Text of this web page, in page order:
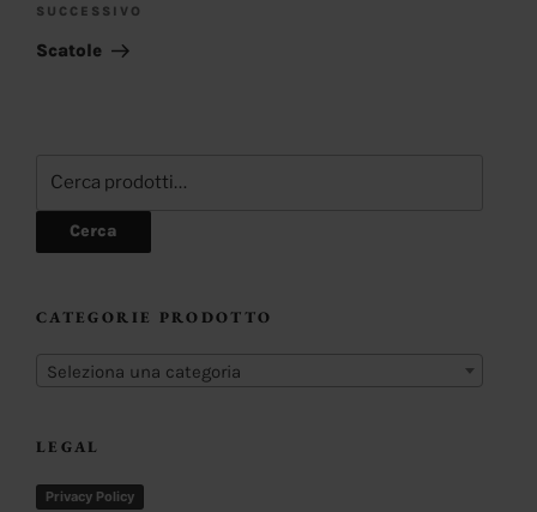
Articolo
successivo
SUCCESSIVO
Scatole
Cerca
CATEGORIE PRODOTTO
Seleziona una categoria
LEGAL
Privacy Policy